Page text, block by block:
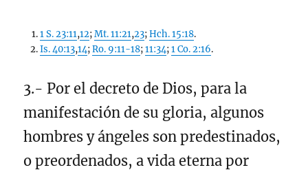
1 S. 23:11,12;Mt. 11:21,23;Hch. 15:18.
Is. 40:13,14;Ro. 9:11-18;11:34;1 Co. 2:16.
3.- Por el decreto de Dios, para la
manifestación de su gloria, algunos
hombres y ángeles son predestinados,
o preordenados, a vida eterna por